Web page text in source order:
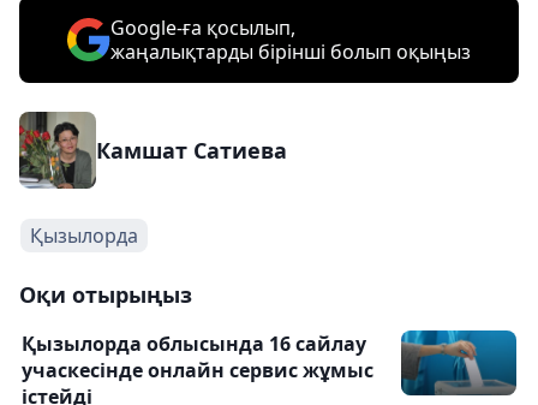
Google-ға қосылып,
жаңалықтарды бірінші болып оқыңыз
Камшат Сатиева
Қызылорда
Оқи отырыңыз
Қызылорда облысында 16 сайлау
учаскесінде онлайн сервис жұмыс
істейді